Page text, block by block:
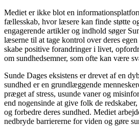
Mediet er ikke blot en
fællesskab, hvor læsere kan finde støtte
engagerende artikler og indhold søger
læserne til at tage kontrol over deres
skabe positive forandringer i livet,
om sundhedsemner, som ofte kan være
Sunde Dages eksistens er drevet af en
sundhed er en grundlæggende
præget af stress, usunde vaner og
end nogensinde at give folk de
og forbedre deres sundhed. Mediet
nedbryde barriererne for viden og gøre